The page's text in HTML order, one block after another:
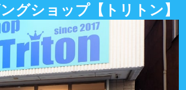
グショップ【トリトン】